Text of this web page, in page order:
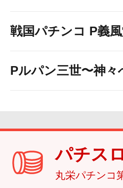
戦国パチンコ P義
Pルパン三世〜神
パチスロ
丸栄パチンコ